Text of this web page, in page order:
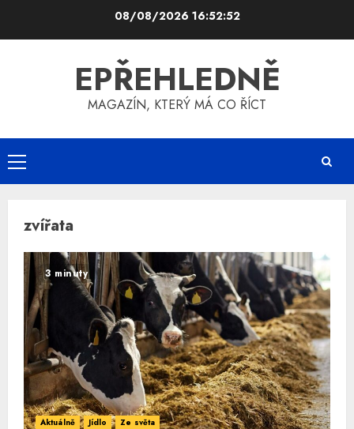
08/08/2026 16:52:53
EPŘEHLEDNĚ
MAGAZÍN, KTERÝ MÁ CO ŘÍCT
Primary
Menu
zvířata
3 minuty
Aktuálně Jídlo Ze světa